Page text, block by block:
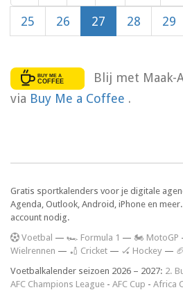
25 26 27 28 29
Blij met Maak-
via Buy Me a Coffee .
Gratis sportkalenders voor je digitale
Agenda, Outlook, Android, iPhone en
account nodig.
Voetbal — 🏎️ Formula 1 — 🏍 MotoGP
Wielrennen — 🏏 Cricket — 🏑 Hockey —
Voetbalkalender seizoen 2026 – 2027: 2.
AFC Champions League - AFC Cup - Africa